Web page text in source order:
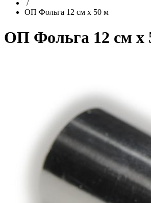
/
ОП Фольга 12 см х 50 м
ОП Фольга 12 см х